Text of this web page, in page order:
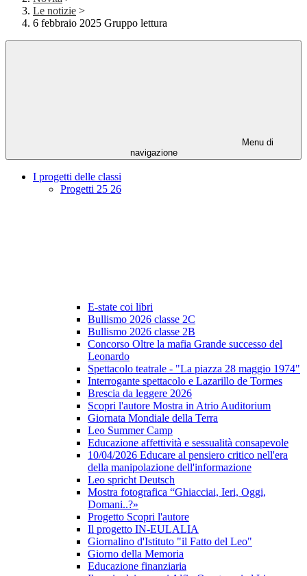
Le notizie >
6 febbraio 2025 Gruppo lettura
Menu di
navigazione
I progetti delle classi
Progetti 25 26
E-state coi libri
Bullismo 2026 classe 2C
Bullismo 2026 classe 2B
Concorso Oltre la mafia Grande successo del
Leonardo
Spettacolo teatrale - "La piazza 28 maggio 1974"
Interrogante spettacolo e Lazarillo de Tormes
Brescia da leggere 2026
Scopri l'autore Mostra in Atrio Auditorium
Giornata Mondiale della Terra
Leo Summer Camp
Educazione affettività e sessualità consapevole
10/04/2026 Educare al pensiero critico nell'era
della manipolazione dell'informazione
Leo spricht Deutsch
Mostra fotografica “Ghiacciai, Ieri, Oggi,
Domani..?»
Progetto Scopri l'autore
Il progetto IN-EULALIA
Giornalino d'Istituto "il Fatto del Leo"
Giorno della Memoria
Educazione finanziaria